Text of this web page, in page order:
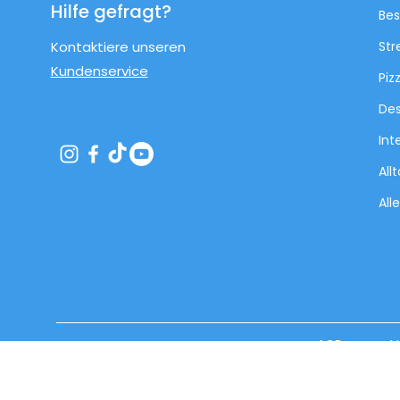
Hilfe gefragt?
Kontaktiere unseren
Kundenservice
AGB